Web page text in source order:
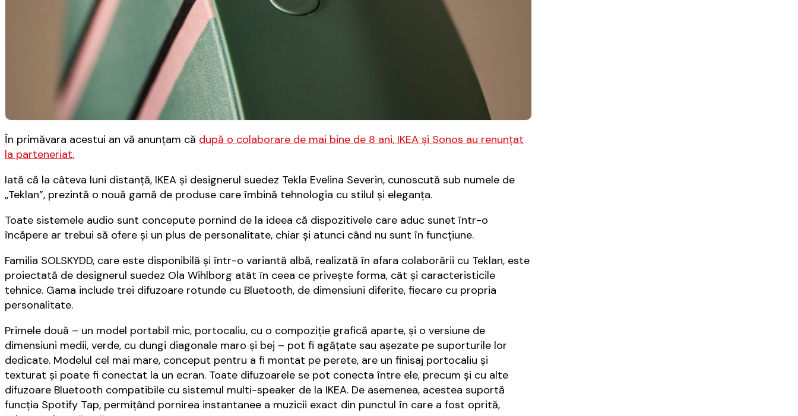
În primăvara acestui an vă anunţam că după o colaborare de mai bine de 8 ani, IKEA şi Sonos au renunţat
la parteneriat.
Iată că la câteva luni distanţă, IKEA și designerul suedez Tekla Evelina Severin, cunoscută sub numele de
„Teklan”, prezintă o nouă gamă de produse care îmbină tehnologia cu stilul și eleganța.
Toate sistemele audio sunt concepute pornind de la ideea că dispozitivele care aduc sunet într-o
încăpere ar trebui să ofere și un plus de personalitate, chiar și atunci când nu sunt în funcțiune.
Familia SOLSKYDD, care este disponibilă și într-o variantă albă, realizată în afara colaborării cu Teklan, este
proiectată de designerul suedez Ola Wihlborg atât în ceea ce privește forma, cât și caracteristicile
tehnice. Gama include trei difuzoare rotunde cu Bluetooth, de dimensiuni diferite, fiecare cu propria
personalitate.
Primele două – un model portabil mic, portocaliu, cu o compoziție grafică aparte, și o versiune de
dimensiuni medii, verde, cu dungi diagonale maro și bej – pot fi agățate sau așezate pe suporturile lor
dedicate. Modelul cel mai mare, conceput pentru a fi montat pe perete, are un finisaj portocaliu și
texturat și poate fi conectat la un ecran. Toate difuzoarele se pot conecta între ele, precum și cu alte
difuzoare Bluetooth compatibile cu sistemul multi-speaker de la IKEA. De asemenea, acestea suportă
funcția Spotify Tap, permițând pornirea instantanee a muzicii exact din punctul în care a fost oprită,